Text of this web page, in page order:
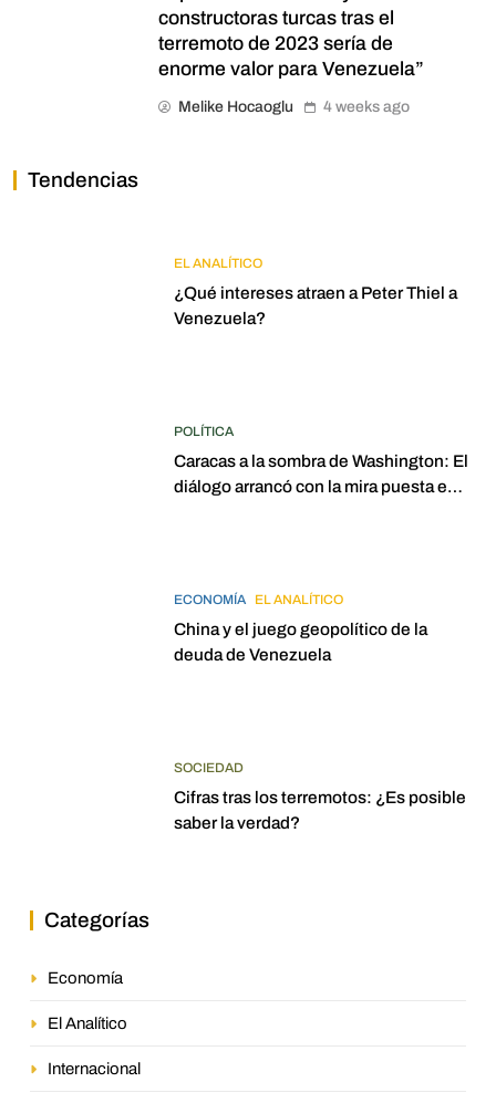
constructoras turcas tras el
terremoto de 2023 sería de
enorme valor para Venezuela”
Melike Hocaoglu 4 weeks ago
Tendencias
EL ANALÍTICO
¿Qué intereses atraen a Peter Thiel a
Venezuela?
POLÍTICA
Caracas a la sombra de Washington: El
diálogo arrancó con la mira puesta en
ECONOMÍA EL ANALÍTICO
China y el juego geopolítico de la
deuda de Venezuela
SOCIEDAD
Cifras tras los terremotos: ¿Es posible
saber la verdad?
Categorías
Economía
El Analítico
Internacional